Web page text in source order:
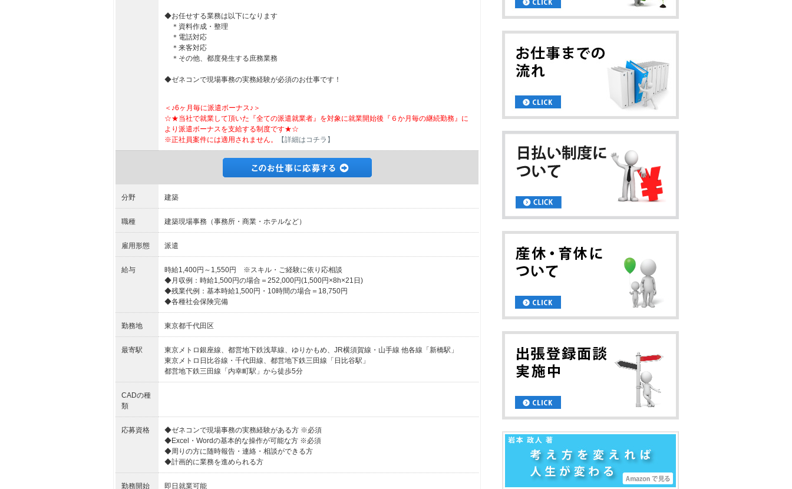
◆お任せする業務は以下になります
＊資料作成・整理
＊電話対応
＊来客対応
＊その他、都度発生する庶務業務
◆ゼネコンで現場事務の実務経験が必須のお仕事です！
＜♪6ヶ月毎に派遣ボーナス♪＞
☆★当社で就業して頂いた『全ての派遣就業者』を対象に就業開始後『６か月毎の継続勤務』に
より派遣ボーナスを支給する制度です★☆
※正社員案件には適用されません。
【詳細はコチラ】
分野 建築
職種 建築現場事務（事務所・商業・ホテルなど）
雇用形態 派遣
給与
時給1,400円～1,550円 ※スキル・ご経験に依り応相談
◆月収例：時給1,500円の場合＝252,000円(1,500円×8h×21日)
◆残業代例：基本時給1,500円・10時間の場合＝18,750円
◆各種社会保険完備
勤務地 東京都千代田区
最寄駅
東京メトロ銀座線、都営地下鉄浅草線、ゆりかもめ、JR横須賀線・山手線 他各線「新橋駅」
東京メトロ日比谷線・千代田線、都営地下鉄三田線「日比谷駅」
都営地下鉄三田線「内幸町駅」から徒歩5分
CADの種
類
応募資格
◆ゼネコンで現場事務の実務経験がある方 ※必須
◆Excel・Wordの基本的な操作が可能な方 ※必須
◆周りの方に随時報告・連絡・相談ができる方
◆計画的に業務を進められる方
勤務開始
即日就業可能